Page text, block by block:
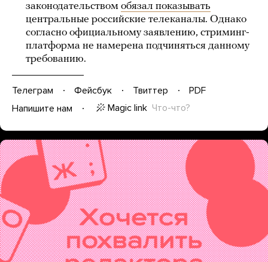
законодательством обязал показывать
центральные российские телеканалы. Однако
согласно официальному заявлению, стриминг-
платформа не намерена подчиняться данному
требованию.
Телеграм Фейсбук Твиттер
PDF
Напишите нам
Magic link Что-что?